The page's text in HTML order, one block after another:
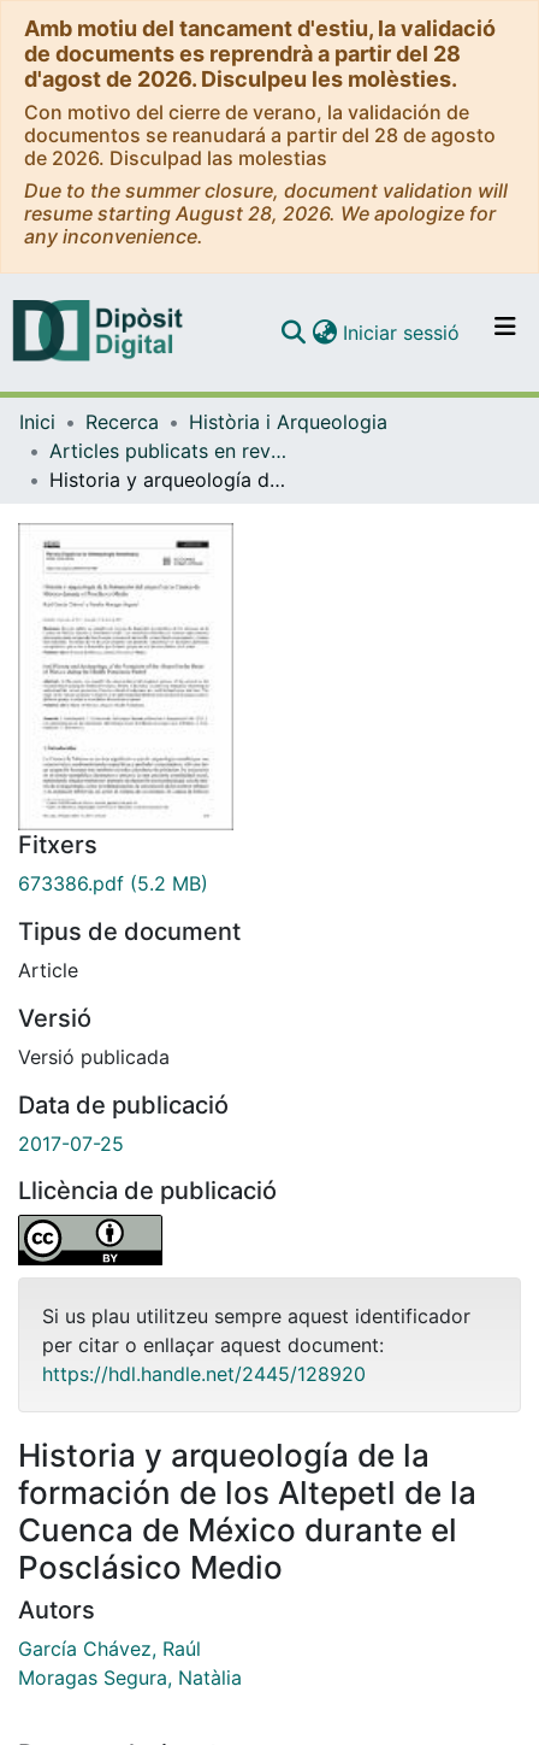
Amb motiu del tancament d'estiu, la validació
de documents es reprendrà a partir del 28
d'agost de 2026. Disculpeu les molèsties.
Con motivo del cierre de verano, la validación de
documentos se reanudará a partir del 28 de agosto
de 2026. Disculpad las molestias
Due to the summer closure, document validation will
resume starting August 28, 2026. We apologize for
any inconvenience.
Navega per tot el DD
Com publicar
Iniciar sessió (current)
Inici Recerca
Història i Arqueologia
Articles publicats en revistes (Història i Arqueologia)
Historia y arqueología de la formación de los Altepetl de la Cuenca de México durante el Posclásico Medio
Fitxers
673386.pdf (5.2 MB)
Tipus de document
Article
Versió
Versió publicada
Data de publicació
2017-07-25
Llicència de publicació
Si us plau utilitzeu sempre aquest identificador
per citar o enllaçar aquest document:
https://hdl.handle.net/2445/128920
Historia y arqueología de la
formación de los Altepetl de la
Cuenca de México durante el
Posclásico Medio
Autors
García Chávez, Raúl
Moragas Segura, Natàlia